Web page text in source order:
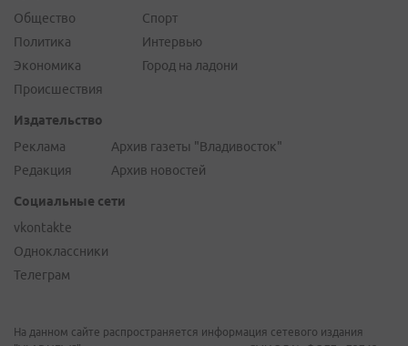
Общество
Политика
Экономика
Происшествия
Спорт
Интервью
Город на ладони
Издательство
Реклама
Редакция
Архив газеты "Владивосток"
Архив новостей
Социальные сети
vkontakte
Одноклассники
Телеграм
На данном сайте распространяется информация сетевого издания